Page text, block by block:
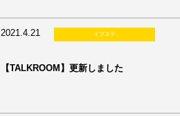
2021.4.21 イブステ
【TALKROOM】更新しました